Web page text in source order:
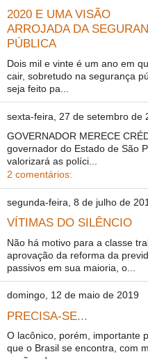
2020 E UMA VISÃO
ARROJADA DA
PÚBLICA
Dois mil e vinte é um ano em
cair, sobretudo na segurança
seja feito pa...
sexta-feira, 27 de setembro de
GOVERNADOR MERECE
governador do Estado de São
valorizará as políci...
2 comentários:
segunda-feira, 8 de julho de
VÍTIMAS DO SILÊNCIO
Não há motivo para a classe
aprovação da reforma da
passivos em sua maioria, o...
domingo, 12 de maio de 2019
PRECISA-SE...
O lacônico, porém, importante
que o Brasil se encontra, com